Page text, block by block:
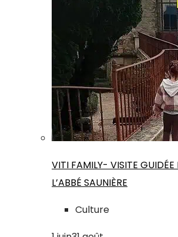
VITI FAMILY- VISITE
L’ABBÉ SAUNIÈRE
Culture